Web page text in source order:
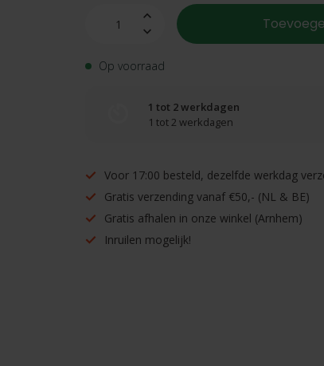
Op voorraad
1 tot 2 werkdagen
1 tot 2 werkdagen
Voor 17:00 besteld, dezelfde werkdag
Gratis verzending vanaf €50,- (NL & BE)
Gratis afhalen in onze winkel (Arnhem)
Inruilen mogelijk!